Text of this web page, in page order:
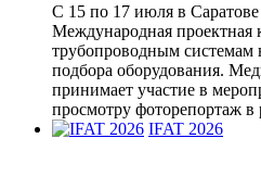
С 15 по 17 июля в
Международная проектная
трубопроводным системам
подбора оборудования.
принимает участие в
просмотру фоторепортаж в
IFAT 2026